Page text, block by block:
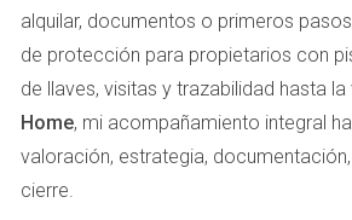
No contar con una cédula de
graves problemas. Entre las
destacadas se encuentran:
luz y agua.
Dificultades para formalizar
alquilar, documentos o primeros
de protección para propietarios con
de llaves, visitas y trazabilidad hasta la
Home, mi acompañamiento integral
valoración, estrategia,
cierre.